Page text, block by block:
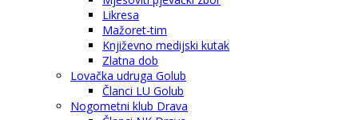
Likresa
Mažoret-tim
Književno medijski kutak
Zlatna dob
Lovačka udruga Golub
Članci LU Golub
Nogometni klub Drava